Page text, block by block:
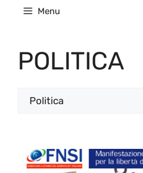
Menu
POLITICA
Categorie